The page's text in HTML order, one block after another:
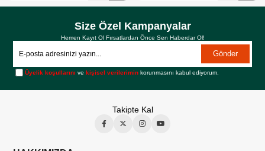
Size Özel Kampanyalar
Hemen Kayıt Ol Fırsatlardan Önce Sen Haberdar Ol!
Gönder
Üyelik koşullarını vekişisel verilerimin korunmasını kabul ediyorum.
Takipte Kal